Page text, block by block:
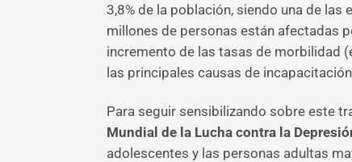
3,8% de la población, siendo una de
millones de personas están afectadas
incremento de las tasas de morbilidad
las principales causas de
Para seguir sensibilizando sobre este
Mundial de la Lucha contra la
adolescentes y las personas adultas